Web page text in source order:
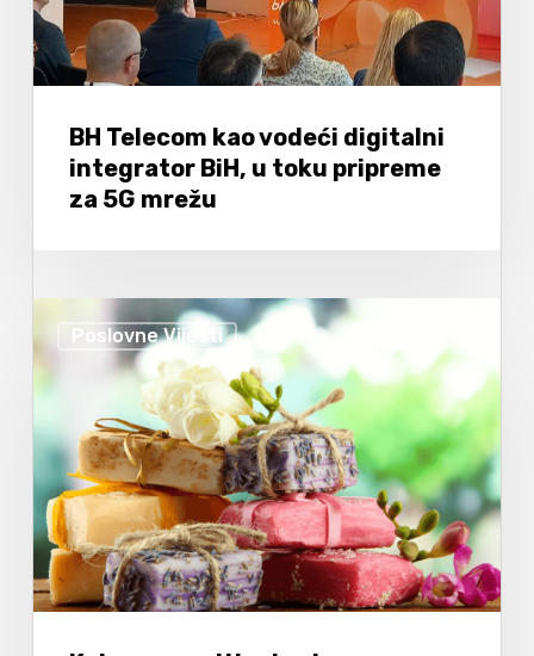
BH Telecom kao vodeći digitalni
integrator BiH, u toku pripreme
za 5G mrežu
Poslovne Vijesti